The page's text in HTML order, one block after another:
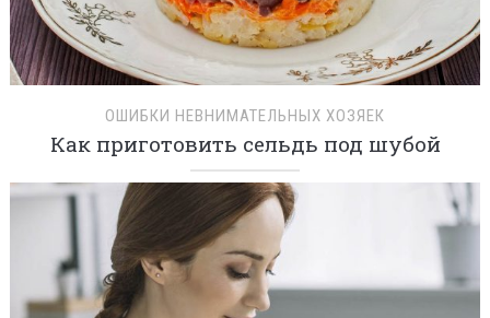
ОШИБКИ НЕВНИМАТЕЛЬНЫХ ХОЗЯЕК
Как приготовить сельдь под шубой